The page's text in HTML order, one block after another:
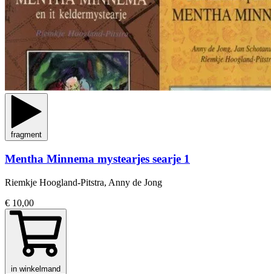
fragment
Mentha Minnema mystearjes searje 1
Riemkje Hoogland-Pitstra, Anny de Jong
€ 10,00
in winkelmand